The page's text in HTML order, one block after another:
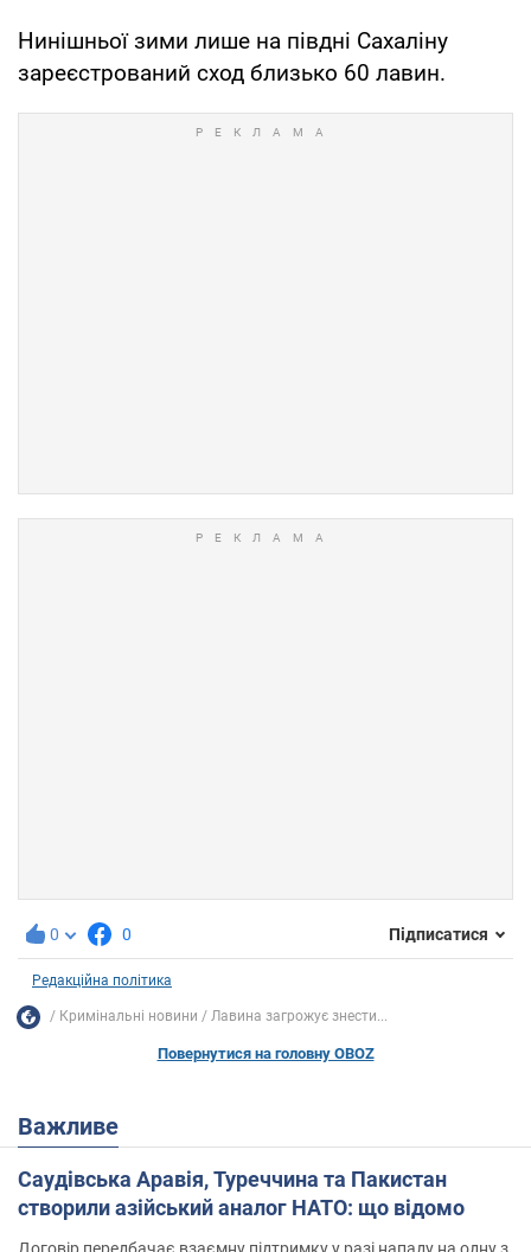
Нинішньої зими лише на півдні Сахаліну
зареєстрований сход близько 60 лавин.
0 0 Підписатися
Редакційна політика
Кримінальні новини Лавина загрожує знести...
Повернутися на головну OBOZ
Важливе
Саудівська Аравія, Туреччина та Пакистан
створили азійський аналог НАТО: що відомо
Договір передбачає взаємну підтримку у разі нападу на одну з